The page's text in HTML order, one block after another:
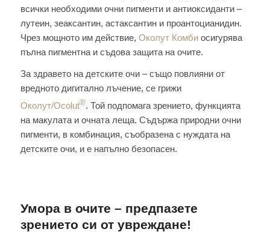
всички необходими очни пигменти и антиоксиданти –
лутеин, зеаксантин, астаксантин и проантоцианидин.
Чрез мощното им действие, Околут Комбиосигурява
пълна пигментна и съдова защита на очите.
За здравето на детските очи – също повлияни от
вредното дигитално лъчение, се грижи
Околут/Ocolut®. Той подпомага зрението, функцията
на макулата и очната леща. Съдържа природни очни
пигменти, в комбинация, съобразена с нуждата на
детските очи, и е напълно безопасен.
Умора в очите – предпазете
зрението си от увреждане!